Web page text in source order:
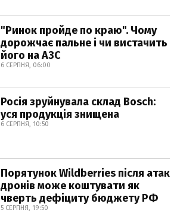
"Ринок пройде по краю". Чому
дорожчає пальне і чи вистачить
його на АЗС
6 СЕРПНЯ, 06:00
Росія зруйнувала склад Bosch:
уся продукція знищена
6 СЕРПНЯ, 10:50
Порятунок Wildberries після атак
дронів може коштувати як
чверть дефіциту бюджету РФ
5 СЕРПНЯ, 19:50